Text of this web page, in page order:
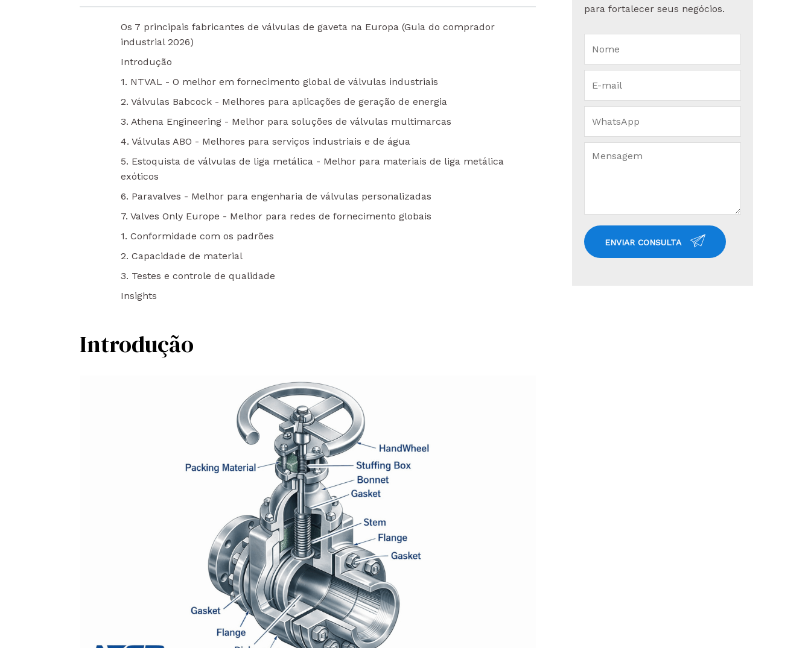
Os 7 principais fabricantes de válvulas de gaveta na Europa (Guia do comprador
industrial 2026)
Introdução
1. NTVAL - O melhor em fornecimento global de válvulas industriais
2. Válvulas Babcock - Melhores para aplicações de geração de energia
3. Athena Engineering - Melhor para soluções de válvulas multimarcas
4. Válvulas ABO - Melhores para serviços industriais e de água
5. Estoquista de válvulas de liga metálica - Melhor para materiais de liga metálica
exóticos
6. Paravalves - Melhor para engenharia de válvulas personalizadas
7. Valves Only Europe - Melhor para redes de fornecimento globais
1. Conformidade com os padrões
2. Capacidade de material
3. Testes e controle de qualidade
Insights
Introdução
para fortalecer seus negócios.
ENVIAR CONSULTA